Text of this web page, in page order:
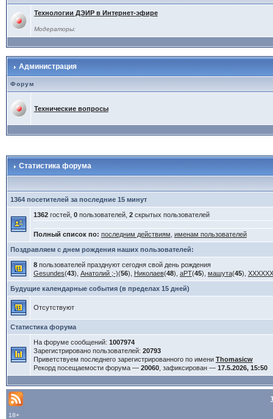
Технологии ДЭИР в Интернет-эфире
Модераторы:
Администрация
Форум
Технические вопросы
Статистика форума
1364 посетителей за последние 15 минут
1362гостей, 0пользователей, 2скрытых пользователей
Полный список по: последним действиям именам пользователей
Поздравляем с днем рождения наших пользователей:
8пользователей празднуют сегодня свой день рождения
Gesundes(43), Анатолий ;-)(56), Николаев(48), aPT(45), машута(45),
Будущие календарные события (в пределах 15 дней)
Отсутствуют
Статистика форума
На форуме сообщений: 1007974
Зарегистрировано пользователей: 20793
Приветствуем последнего зарегистрированного по имени Thomasicw
Рекорд посещаемости форума — 20060, зафиксирован — 17.5.2026, 15:50
18+